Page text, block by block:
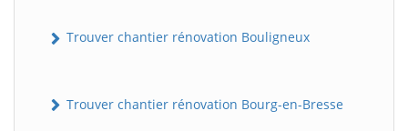
Trouver chantier rénovation Bouligneux
Trouver chantier rénovation Bourg-en-Bresse